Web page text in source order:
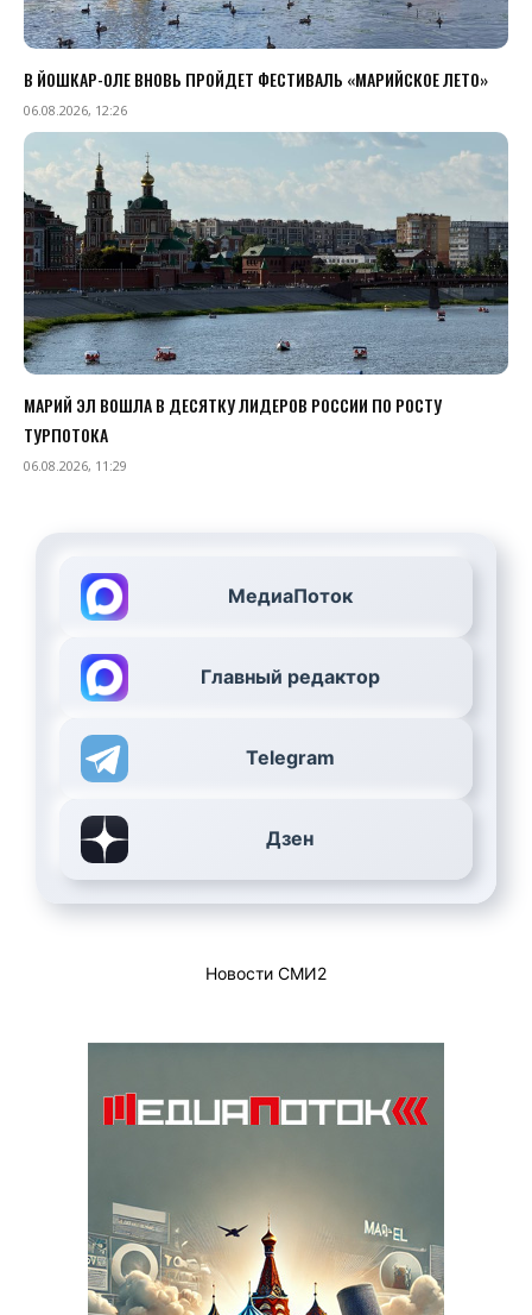
В ЙОШКАР-ОЛЕ ВНОВЬ ПРОЙДЕТ ФЕСТИВАЛЬ «МАРИЙСКОЕ ЛЕТО»
06.08.2026, 12:26
МАРИЙ ЭЛ ВОШЛА В ДЕСЯТКУ ЛИДЕРОВ РОССИИ ПО РОСТУ
ТУРПОТОКА
06.08.2026, 11:29
МедиаПоток
Главный редактор
Telegram
Дзен
Новости СМИ2